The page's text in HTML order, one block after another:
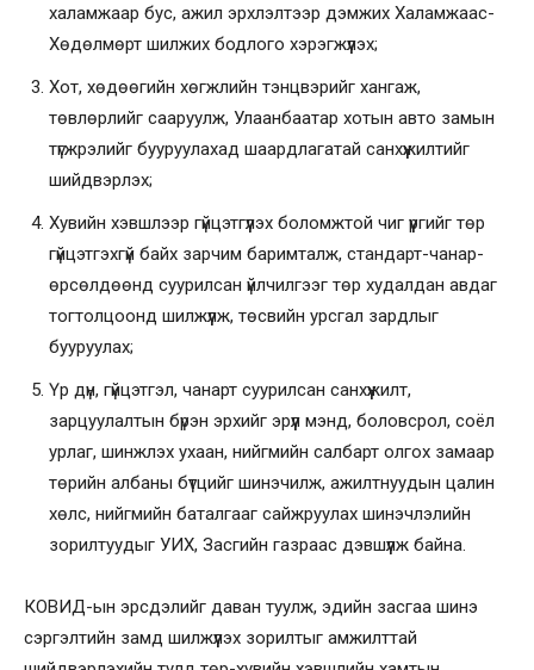
халамжаар бус, ажил эрхлэлтээр дэмжих Халамжаас-
Хөдөлмөрт шилжих бодлого хэрэгжүүлэх;
Хот, хөдөөгийн хөгжлийн тэнцвэрийг хангаж,
төвлөрлийг сааруулж, Улаанбаатар хотын авто замын
түгжрэлийг бууруулахад шаардлагатай санхүүжилтийг
шийдвэрлэх;
Хувийн хэвшлээр гүйцэтгүүлэх боломжтой чиг үүргийг төр
гүйцэтгэхгүй байх зарчим баримталж, стандарт-чанар-
өрсөлдөөнд суурилсан үйлчилгээг төр худалдан авдаг
тогтолцоонд шилжүүлж, төсвийн урсгал зардлыг
бууруулах;
Үр дүн, гүйцэтгэл, чанарт суурилсан санхүүжилт,
зарцуулалтын бүрэн эрхийг эрүүл мэнд, боловсрол, соёл
урлаг, шинжлэх ухаан, нийгмийн салбарт олгох замаар
төрийн албаны бүтцийг шинэчилж, ажилтнуудын цалин
хөлс, нийгмийн баталгааг сайжруулах шинэчлэлийн
зорилтуудыг УИХ, Засгийн газраас дэвшүүлж байна.
КОВИД-ын эрсдэлийг даван туулж, эдийн засгаа шинэ
сэргэлтийн замд шилжүүлэх зорилтыг амжилттай